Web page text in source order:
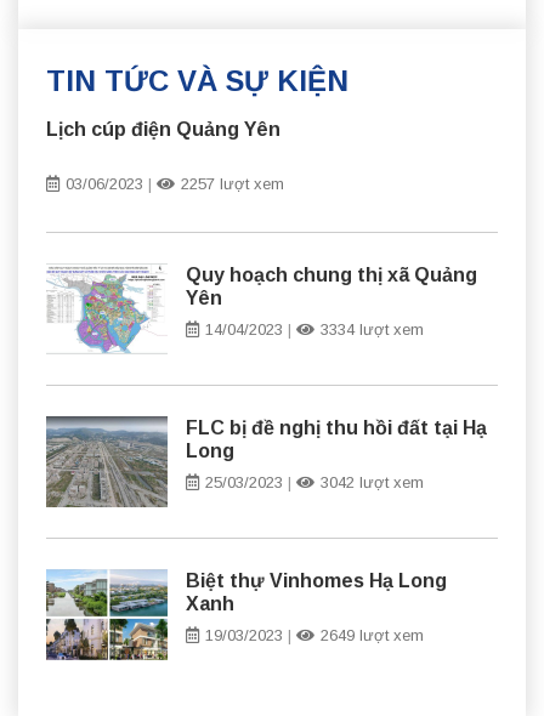
TIN TỨC VÀ SỰ KIỆN
Lịch cúp điện Quảng Yên
03/06/2023 | 2257 lượt xem
Quy hoạch chung thị xã Quảng
Yên
14/04/2023 | 3334 lượt xem
FLC bị đề nghị thu hồi đất tại Hạ
Long
25/03/2023 | 3042 lượt xem
Biệt thự Vinhomes Hạ Long
Xanh
19/03/2023 | 2649 lượt xem